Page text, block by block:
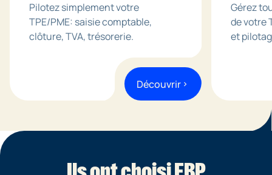
Pilotez simplement votre
TPE/PME: saisie comptable,
clôture, TVA, trésorerie.
Découvrir chevron_right
Gérez
de votre
et